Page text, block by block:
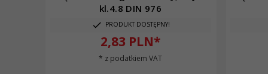
kl.4.8 DIN 976
PRODUKT DOSTĘPNY!
2,83 PLN*
* z podatkiem VAT